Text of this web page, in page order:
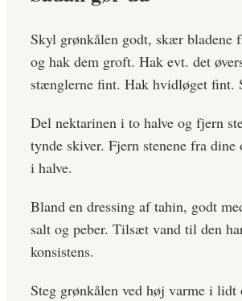
Skyl grønkålen godt, skær bladene
og hak dem groft. Hak evt. det
stænglerne fint. Hak hvidløget fint.
Del nektarinen i to halve og fjern
tynde skiver. Fjern stenene fra
i halve.
Bland en dressing af tahin, godt
salt og peber. Tilsæt vand til den
konsistens.
Steg grønkålen ved høj varme i lidt